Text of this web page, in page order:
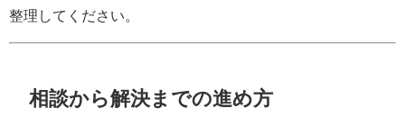
整理してください。
相談から解決までの進め方